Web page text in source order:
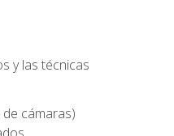
y las técnicas
cámaras)